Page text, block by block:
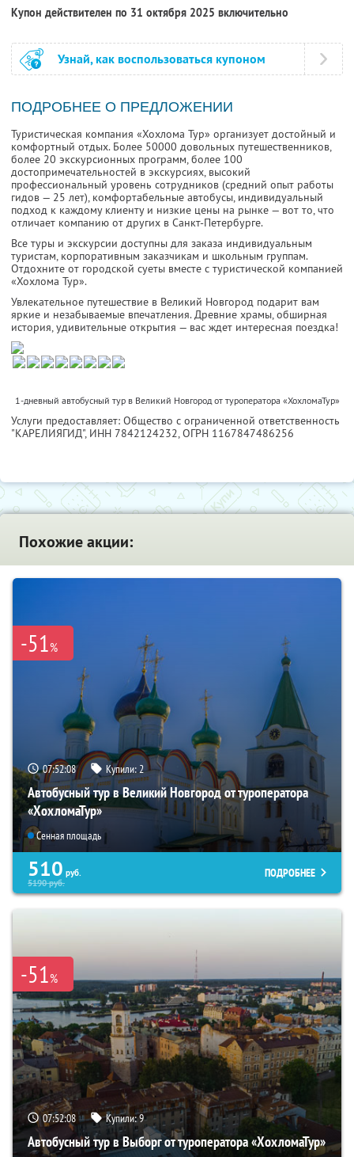
Купон действителен по 31 октября 2025 включительно
Узнай, как воспользоваться купоном
ПОДРОБНЕЕ О ПРЕДЛОЖЕНИИ
Туристическая компания «Хохлома Тур» организует достойный и
комфортный отдых. Более 50000 довольных путешественников,
более 20 экскурсионных программ, более 100
достопримечательностей в экскурсиях, высокий
профессиональный уровень сотрудников (средний опыт работы
гидов — 25 лет), комфортабельные автобусы, индивидуальный
подход к каждому клиенту и низкие цены на рынке — вот то, что
отличает компанию от других в Санкт-Петербурге.
Все туры и экскурсии доступны для заказа индивидуальным
туристам, корпоративным заказчикам и школьным группам.
Отдохните от городской суеты вместе с туристической компанией
«Хохлома Тур».
Увлекательное путешествие в Великий Новгород подарит вам
яркие и незабываемые впечатления. Древние храмы, обширная
история, удивительные открытия — вас ждет интересная поездка!
1-дневный автобусный тур в Великий Новгород от туроператора «ХохломаТур»
Услуги предоставляет: Общество с ограниченной ответственность
"КАРЕЛИЯГИД", ИНН 7842124232, ОГРН 1167847486256
Похожие акции:
-51%
07:52:07 Купили:2
Автобусный тур в Великий Новгород от туроператора
«ХохломаТур»
Сенная площадь
510 руб.
5190руб.
ПОДРОБНЕЕ
-51%
07:52:07 Купили:9
Автобусный тур в Выборг от туроператора «ХохломаТур»